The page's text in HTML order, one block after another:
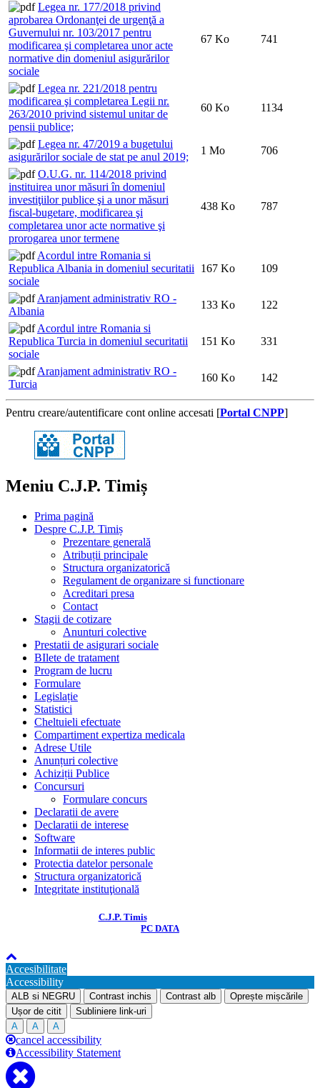
Legea nr. 177/2018 privind
aprobarea Ordonanţei de urgenţă a
Guvernului nr. 103/2017 pentru
modificarea şi completarea unor acte
normative din domeniul asigurărilor
sociale
67 Ko 741
Legea nr. 221/2018 pentru
modificarea şi completarea Legii nr.
263/2010 privind sistemul unitar de
pensii publice;
60 Ko 1134
Legea nr. 47/2019 a bugetului
asigurărilor sociale de stat pe anul 2019;
1 Mo
706
O.U.G. nr. 114/2018 privind
instituirea unor măsuri în domeniul
investiţiilor publice şi a unor măsuri
fiscal-bugetare, modificarea şi
completarea unor acte normative şi
prorogarea unor termene
438 Ko 787
Acordul intre Romania si
Republica Albania in domeniul securitatii
sociale
167 Ko 109
Aranjament administrativ RO -
Albania
133 Ko
122
Acordul intre Romania si
Republica Turcia in domeniul securitatii
sociale
151 Ko 331
Aranjament administrativ RO -
Turcia
160 Ko 142
Pentru creare/autentificare cont online accesati [Portal CNPP]
Meniu C.J.P. Timiș
Prima pagină
Despre C.J.P. Timiș
Prezentare generală
Atribuții principale
Structura organizatorică
Regulament de organizare si functionare
Acreditari presa
Contact
Stagii de cotizare
Anunturi colective
Prestatii de asigurari sociale
BIlete de tratament
Program de lucru
Formulare
Legislație
Statistici
Cheltuieli efectuate
Compartiment expertiza medicala
Adrese Utile
Anunțuri colective
Achiziții Publice
Concursuri
Formulare concurs
Declaratii de avere
Declaratii de interese
Software
Informatii de interes public
Protectia datelor personale
Structura organizatorică
Integritate instituţională
C.J.P. Timis. Toate drepturile rezervate. Dezvoltat de
PC DATA
Accesibilitate
Accessibility
ALB si NEGRU Contrast inchis Contrast alb
Oprește mișcările
Ușor de citit
Subliniere link-uri
A
A A
cancel accessibility
Accessibility Statement